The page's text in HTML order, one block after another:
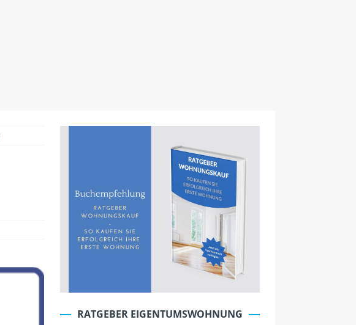
RATGEBER EIGENTUMSWOHNUNG